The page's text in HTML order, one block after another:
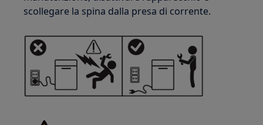
scollegare la spina dalla presa di corrente.